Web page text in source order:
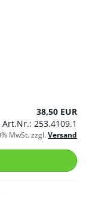
38,50 EUR
Art.Nr.: 253.4109.1
MwSt. zzgl.Versand